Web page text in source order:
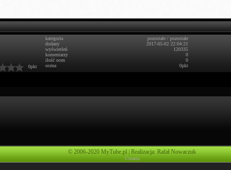
0pkt
kategoria
dodany
wyświetleń
komentarzy
ilość ocen
ocena
pozostałe / pozostałe
2017-05-02 22:04:21
120335
0
0
0pkt
© 2006-2020 MyTube.pl | Realizacja: Rafał Nowaczuk
Croatia